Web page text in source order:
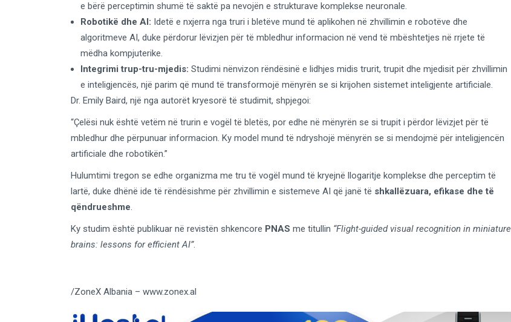
e bërë perceptimin shumë të saktë pa nevojën e strukturave komplekse neuronale.
Robotikë dhe AI: Idetë e nxjerra nga truri i bletëve mund të aplikohen në zhvillimin e robotëve dhe
algoritmeve AI, duke përdorur lëvizjen për të mbledhur informacion në vend të mbështetjes në rrjete të
mëdha kompjuterike.
Integrimi trup-tru-mjedis: Studimi nënvizon rëndësinë e lidhjes midis trurit, trupit dhe mjedisit për zhvillimin
e inteligjencës, një parim që mund të transformojë mënyrën se si krijohen sistemet inteligjente artificiale.
Dr. Emily Baird, një nga autorët kryesorë të studimit, shpjegoi:
“Çelësi nuk është vetëm në trurin e vogël të bletës, por edhe në mënyrën se si trupit i përdor lëvizjet për të
mbledhur dhe përpunuar informacion. Ky model mund të ndryshojë mënyrën se si mendojmë për inteligjencën
artificiale dhe robotikën.”
Hulumtimi tregon se edhe organizma me tru të vogël mund të kryejnë llogaritje komplekse dhe perceptim të
lartë, duke dhënë ide të rëndësishme për zhvillimin e sistemeve AI që janë të shkallëzuara, efikase dhe të
qëndrueshme.
Ky studim është publikuar në revistën shkencore PNAS me titullin “Flight-guided visual recognition in miniature
brains: lessons for efficient AI”.
/ZoneX Albania – www.zonex.al